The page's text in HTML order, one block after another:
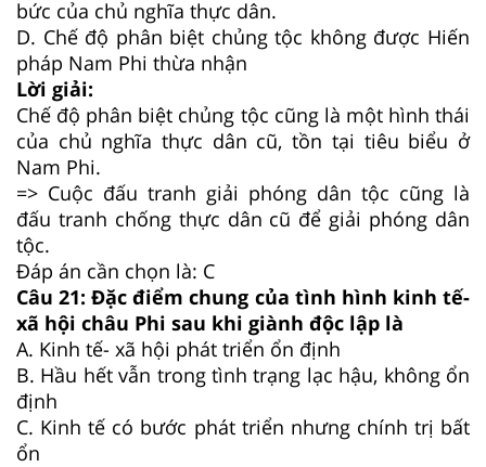
bức của chủ nghĩa thực dân.
D. Chế độ phân biệt chủng tộc không được Hiến
pháp Nam Phi thừa nhận
Lời giải:
Chế độ phân biệt chủng tộc cũng là một hình thái
của chủ nghĩa thực dân cũ, tồn tại tiêu biểu ở
Nam Phi.
=> Cuộc đấu tranh giải phóng dân tộc cũng là
đấu tranh chống thực dân cũ để giải phóng dân
tộc.
Đáp án cần chọn là: C
Câu 21:Đặc điểm chung của tình hình kinh tế-
xã hội châu Phi sau khi giành độc lập là
A. Kinh tế- xã hội phát triển ổn định
B. Hầu hết vẫn trong tình trạng lạc hậu, không ổn
định
C. Kinh tế có bước phát triển nhưng chính trị bất
ổn